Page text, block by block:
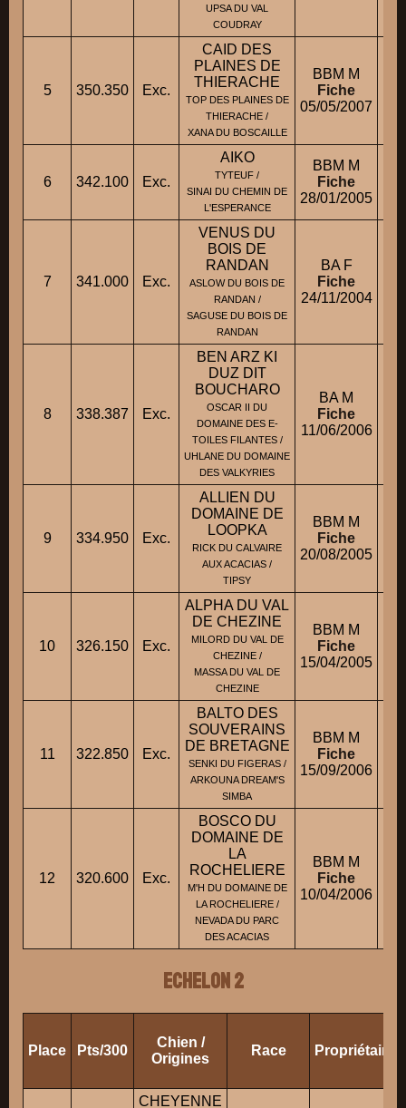
UPSA DU VAL
COUDRAY
5 350.350 Exc.
CAID DES
PLAINES DE
THIERACHE
TOP DES PLAINES DE
THIERACHE /
XANA DU BOSCAILLE
BBM M
Fiche
05/05/2007
6 342.100 Exc.
AIKO
TYTEUF /
SINAI DU CHEMIN DE
L'ESPERANCE
BBM M
Fiche
28/01/2005
7 341.000 Exc.
VENUS DU
BOIS DE
RANDAN
ASLOW DU BOIS DE
RANDAN /
SAGUSE DU BOIS DE
RANDAN
BA F
Fiche
24/11/2004
8 338.387 Exc.
BEN ARZ KI
DUZ DIT
BOUCHARO
OSCAR II DU
DOMAINE DES E-
TOILES FILANTES /
UHLANE DU DOMAINE
DES VALKYRIES
BA M
Fiche
11/06/2006
9 334.950 Exc.
ALLIEN DU
DOMAINE DE
LOOPKA
RICK DU CALVAIRE
AUX ACACIAS /
TIPSY
BBM M
Fiche
20/08/2005
10 326.150 Exc.
ALPHA DU VAL
DE CHEZINE
MILORD DU VAL DE
CHEZINE /
MASSA DU VAL DE
CHEZINE
BBM M
Fiche
15/04/2005
11 322.850 Exc.
BALTO DES
SOUVERAINS
DE BRETAGNE
SENKI DU FIGERAS /
ARKOUNA DREAM'S
SIMBA
BBM M
Fiche
15/09/2006
12 320.600 Exc.
BOSCO DU
DOMAINE DE
LA
ROCHELIERE
M'H DU DOMAINE DE
LA ROCHELIERE /
NEVADA DU PARC
DES ACACIAS
BBM M
Fiche
10/04/2006
ECHELON 2
Place Pts/300
Chien /
Origines
Race Propriétaire/
CHEYENNE